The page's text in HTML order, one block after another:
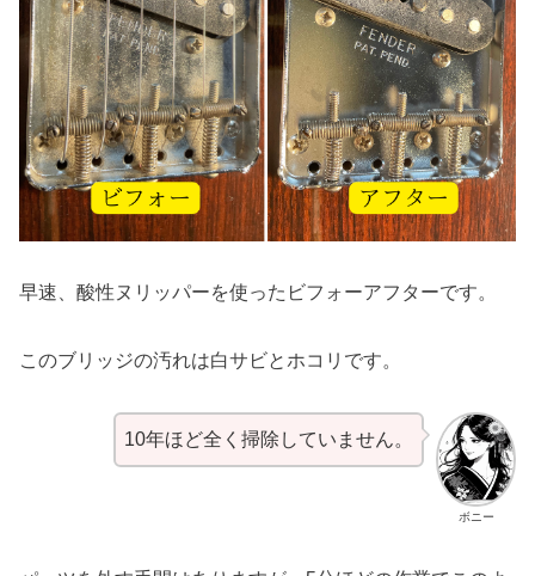
早速、酸性ヌリッパーを使ったビフォーアフターです。
このブリッジの汚れは白サビとホコリです。
ボニー
10年ほど全く掃除していません。